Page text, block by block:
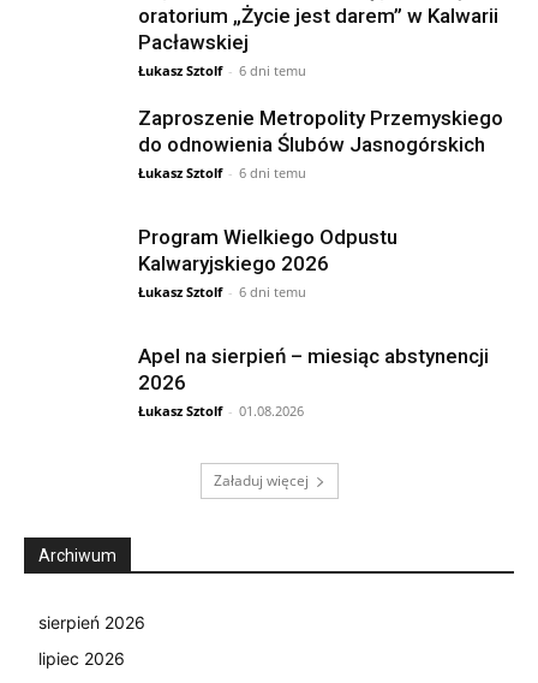
oratorium „Życie jest darem” w Kalwarii
Pacławskiej
Łukasz Sztolf - 6 dni temu
Zaproszenie Metropolity Przemyskiego
do odnowienia Ślubów Jasnogórskich
Łukasz Sztolf - 6 dni temu
Program Wielkiego Odpustu
Kalwaryjskiego 2026
Łukasz Sztolf - 6 dni temu
Apel na sierpień – miesiąc abstynencji
2026
Łukasz Sztolf - 01.08.2026
Załaduj więcej
Archiwum
sierpień 2026
lipiec 2026